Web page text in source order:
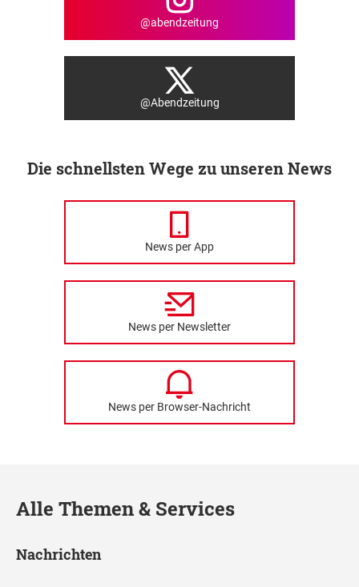
@abendzeitung
@Abendzeitung
Die schnellsten Wege zu unseren News
News per App
News per Newsletter
News per Browser-Nachricht
Alle Themen & Services
Nachrichten